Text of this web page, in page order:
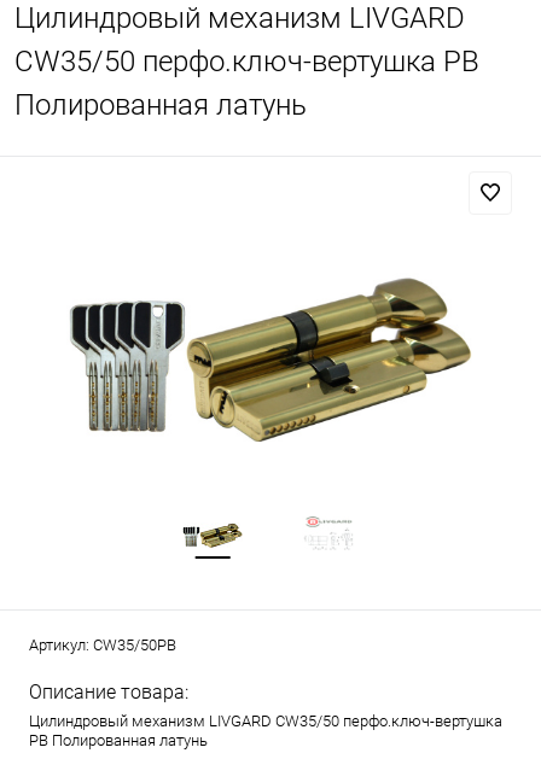
Цилиндровый механизм LIVGARD
CW35/50 перфо.ключ-вертушка PB
Полированная латунь
Артикул: CW35/50PB
Описание товара:
Цилиндровый механизм LIVGARD CW35/50 перфо.ключ-вертушка
PB Полированная латунь